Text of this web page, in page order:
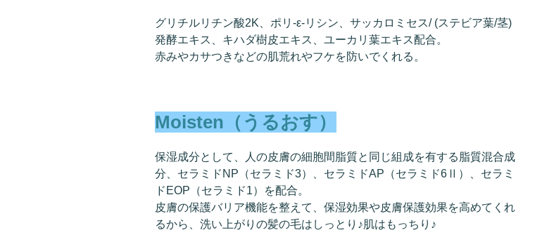
グリチルリチン酸2K、ポリ-ε-リシン、サッカロミセス/ (ステビア葉/茎)
発酵エキス、キハダ樹皮エキス、ユーカリ葉エキス配合。
赤みやカサつきなどの肌荒れやフケを防いでくれる。
Moisten（うるおす）
保湿成分として、人の皮膚の細胞間脂質と同じ組成を有する脂質混合成
分、セラミドNP（セラミド3）、セラミドAP（セラミド6Ⅱ）、セラミ
ドEOP（セラミド1）を配合。
皮膚の保護バリア機能を整えて、保湿効果や皮膚保護効果を高めてくれ
るから、洗い上がりの髪の毛はしっとり♪肌はもっちり♪